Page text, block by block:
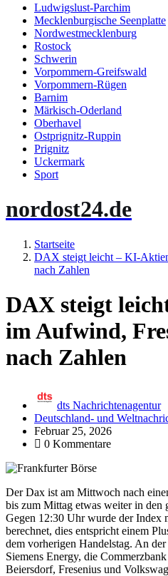
Ludwigslust-Parchim
Mecklenburgische Seenplatte
Nordwestmecklenburg
Rostock
Schwerin
Vorpommern-Greifswald
Vorpommern-Rügen
Barnim
Märkisch-Oderland
Oberhavel
Ostprignitz-Ruppin
Prignitz
Uckermark
Sport
nordost24.de
Startseite
DAX steigt leicht – KI-
nach Zahlen
DAX steigt
im Aufwind,
nach Zahlen
dts Nachrichtenagentur
Deutschland- und
Februar 25, 2026
0 Kommentare
Der Dax ist am Mittwoch nach
bis zum Mittag etwas weiter in den
Gegen 12:30 Uhr wurde der Index
berechnet, dies entspricht einem
dem vorherigen Handelstag. An
Siemens Energy, die
Beiersdorf, Fresenius und